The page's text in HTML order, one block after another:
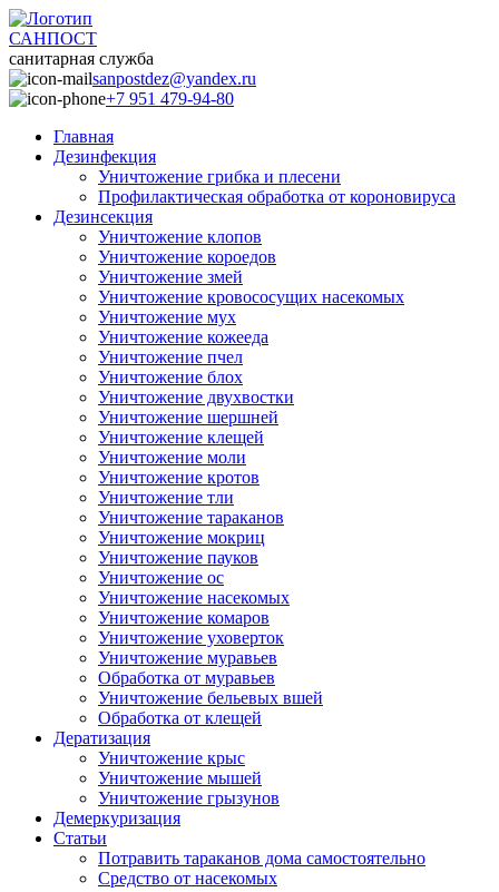
САНПОСТ
санитарная служба
sanpostdez@yandex.ru
+7 951 479-94-80
Главная
Дезинфекция
Уничтожение грибка и плесени
Профилактическая обработка от короновируса
Дезинсекция
Уничтожение клопов
Уничтожение короедов
Уничтожение змей
Уничтожение кровососущих насекомых
Уничтожение мух
Уничтожение кожееда
Уничтожение пчел
Уничтожение блох
Уничтожение двухвостки
Уничтожение шершней
Уничтожение клещей
Уничтожение моли
Уничтожение кротов
Уничтожение тли
Уничтожение тараканов
Уничтожение мокриц
Уничтожение пауков
Уничтожение ос
Уничтожение насекомых
Уничтожение комаров
Уничтожение уховерток
Уничтожение муравьев
Обработка от муравьев
Уничтожение бельевых вшей
Обработка от клещей
Дератизация
Уничтожение крыс
Уничтожение мышей
Уничтожение грызунов
Демеркуризация
Статьи
Потравить тараканов дома самостоятельно
Средство от насекомых